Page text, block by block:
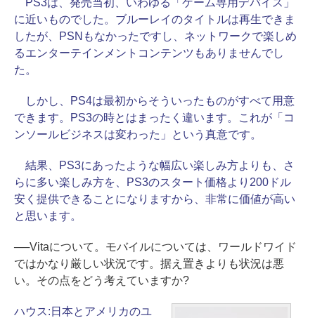
PS3は、発売当初、いわゆる「ゲーム専用デバイス」
に近いものでした。ブルーレイのタイトルは再生できま
したが、PSNもなかったですし、ネットワークで楽しめ
るエンターテインメントコンテンツもありませんでし
た。
しかし、PS4は最初からそういったものがすべて用意
できます。PS3の時とはまったく違います。これが「コ
ンソールビジネスは変わった」という真意です。
結果、PS3にあったような幅広い楽しみ方よりも、さ
らに多い楽しみ方を、PS3のスタート価格より200ドル
安く提供できることになりますから、非常に価値が高い
と思います。
──Vitaについて。モバイルについては、ワールドワイド
ではかなり厳しい状況です。据え置きよりも状況は悪
い。その点をどう考えていますか?
ハウス: 日本とアメリカのユ